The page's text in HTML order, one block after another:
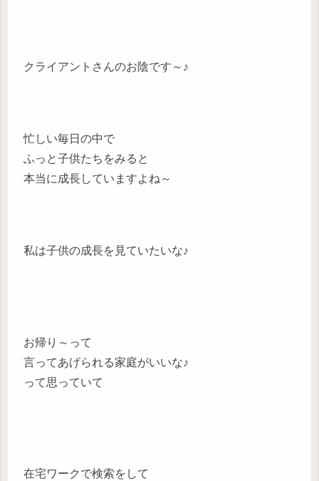
クライアントさんのお陰です～♪
忙しい毎日の中で
ふっと子供たちをみると
本当に成長していますよね～
私は子供の成長を見ていたいな♪
お帰り～って
言ってあげられる家庭がいいな♪
って思っていて
在宅ワークで検索をして